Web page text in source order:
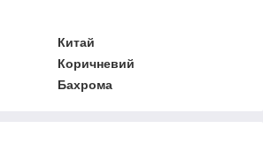
Китай
Коричневий
Бахрома